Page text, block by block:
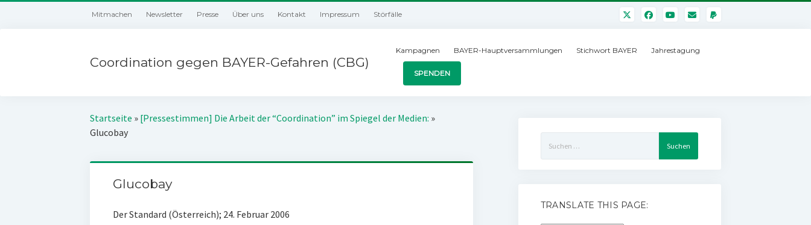
Mitmachen Newsletter Presse Über uns Kontakt Impressum Störfälle
Coordination gegen BAYER-Gefahren (CBG)
Kampagnen BAYER-Hauptversammlungen Stichwort BAYER Jahrestagung
SPENDEN
Startseite » [Pressestimmen] Die Arbeit der “Coordination” im Spiegel der Medien: »
Glucobay
Glucobay
Der Standard (Österreich); 24. Februar 2006
nach:
TRANSLATE THIS PAGE: